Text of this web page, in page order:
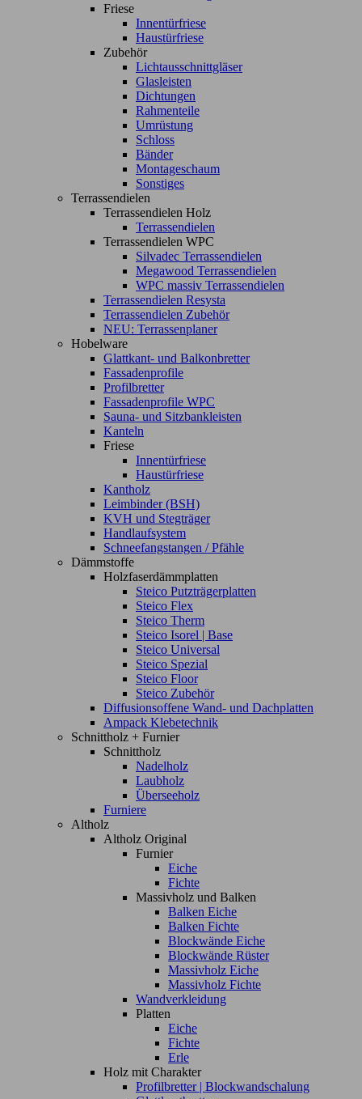
Friese
Innentürfriese
Haustürfriese
Zubehör
Lichtausschnittgläser
Glasleisten
Dichtungen
Rahmenteile
Umrüstung
Schloss
Bänder
Montageschaum
Sonstiges
Terrassendielen
Terrassendielen Holz
Terrassendielen
Terrassendielen WPC
Silvadec Terrassendielen
Megawood Terrassendielen
WPC massiv Terrassendielen
Terrassendielen Resysta
Terrassendielen Zubehör
NEU: Terrassenplaner
Hobelware
Glattkant- und Balkonbretter
Fassadenprofile
Profilbretter
Fassadenprofile WPC
Sauna- und Sitzbankleisten
Kanteln
Friese
Innentürfriese
Haustürfriese
Kantholz
Leimbinder (BSH)
KVH und Stegträger
Handlaufsystem
Schneefangstangen / Pfähle
Dämmstoffe
Holzfaserdämmplatten
Steico Putzträgerplatten
Steico Flex
Steico Therm
Steico Isorel | Base
Steico Universal
Steico Spezial
Steico Floor
Steico Zubehör
Diffusionsoffene Wand- und Dachplatten
Ampack Klebetechnik
Schnittholz + Furnier
Schnittholz
Nadelholz
Laubholz
Überseeholz
Furniere
Altholz
Altholz Original
Furnier
Eiche
Fichte
Massivholz und Balken
Balken Eiche
Balken Fichte
Blockwände Eiche
Blockwände Rüster
Massivholz Eiche
Massivholz Fichte
Wandverkleidung
Platten
Eiche
Fichte
Erle
Holz mit Charakter
Profilbretter | Blockwandschalung